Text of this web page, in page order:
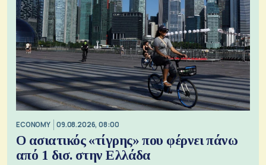
ECONOMY 09.08.2026, 08:00
Ο ασιατικός «τίγρης» που φέρνει πάνω
από 1 δισ. στην Ελλάδα